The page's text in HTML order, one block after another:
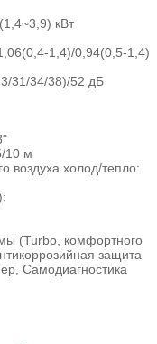
кВт
1,4)/0,94(0,5-1,4)
31/34/38)/52 дБ
10 м
воздуха холод/тепло:
(Turbo, комфортного
защита
Самодиагностика